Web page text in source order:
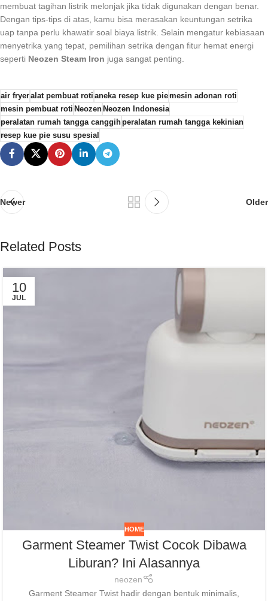
membuat tagihan listrik melonjak jika tidak digunakan dengan benar.
Dengan tips-tips di atas, kamu bisa merasakan keuntungan setrika
uap tanpa perlu khawatir soal biaya listrik. Selain mengatur kebiasaan
menyetrika yang tepat, pemilihan setrika dengan fitur hemat energi
seperti Neozen Steam Iron juga sangat penting.
air fryeralat pembuat roti aneka resep kue piemesin adonan roti
mesin pembuat roti NeozenNeozen Indonesia
peralatan rumah tangga canggihperalatan rumah tangga kekinian
resep kue pie susu spesial
Newer Older
Related Posts
10
JUL
HOME
Garment Steamer Twist Cocok Dibawa
Liburan? Ini Alasannya
neozen
Garment Steamer Twist hadir dengan bentuk minimalis,